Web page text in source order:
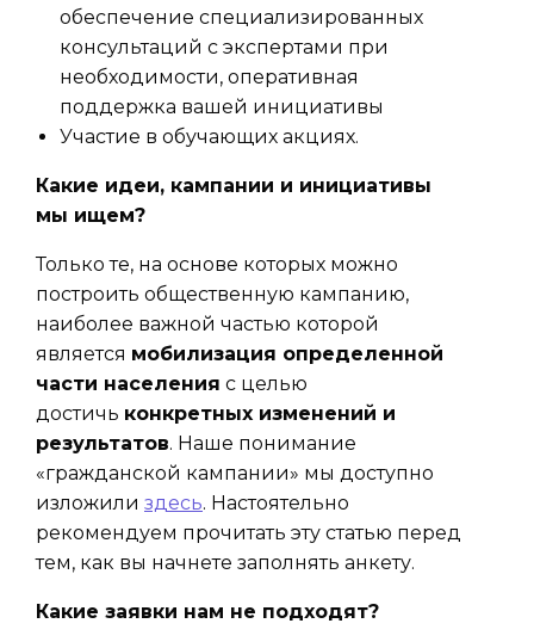
обеспечение специализированных
консультаций с экспертами при
необходимости, оперативная
поддержка вашей инициативы
Участие в обучающих акциях.
Какие идеи, кампании и инициативы
мы ищем?
Только те, на основе которых можно
построить общественную кампанию,
наиболее важной частью которой
является мобилизация определенной
части населения с целью
достичь конкретных изменений и
результатов. Наше понимание
«гражданской кампании» мы доступно
изложили здесь. Настоятельно
рекомендуем прочитать эту статью перед
тем, как вы начнете заполнять анкету.
Какие заявки нам не подходят?